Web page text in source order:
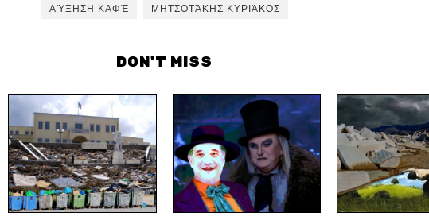
ΑΎΞΗΣΗ ΚΑΦΈ ΜΗΤΣΟΤΆΚΗΣ ΚΥΡΙΆΚΟΣ
DON'T MISS